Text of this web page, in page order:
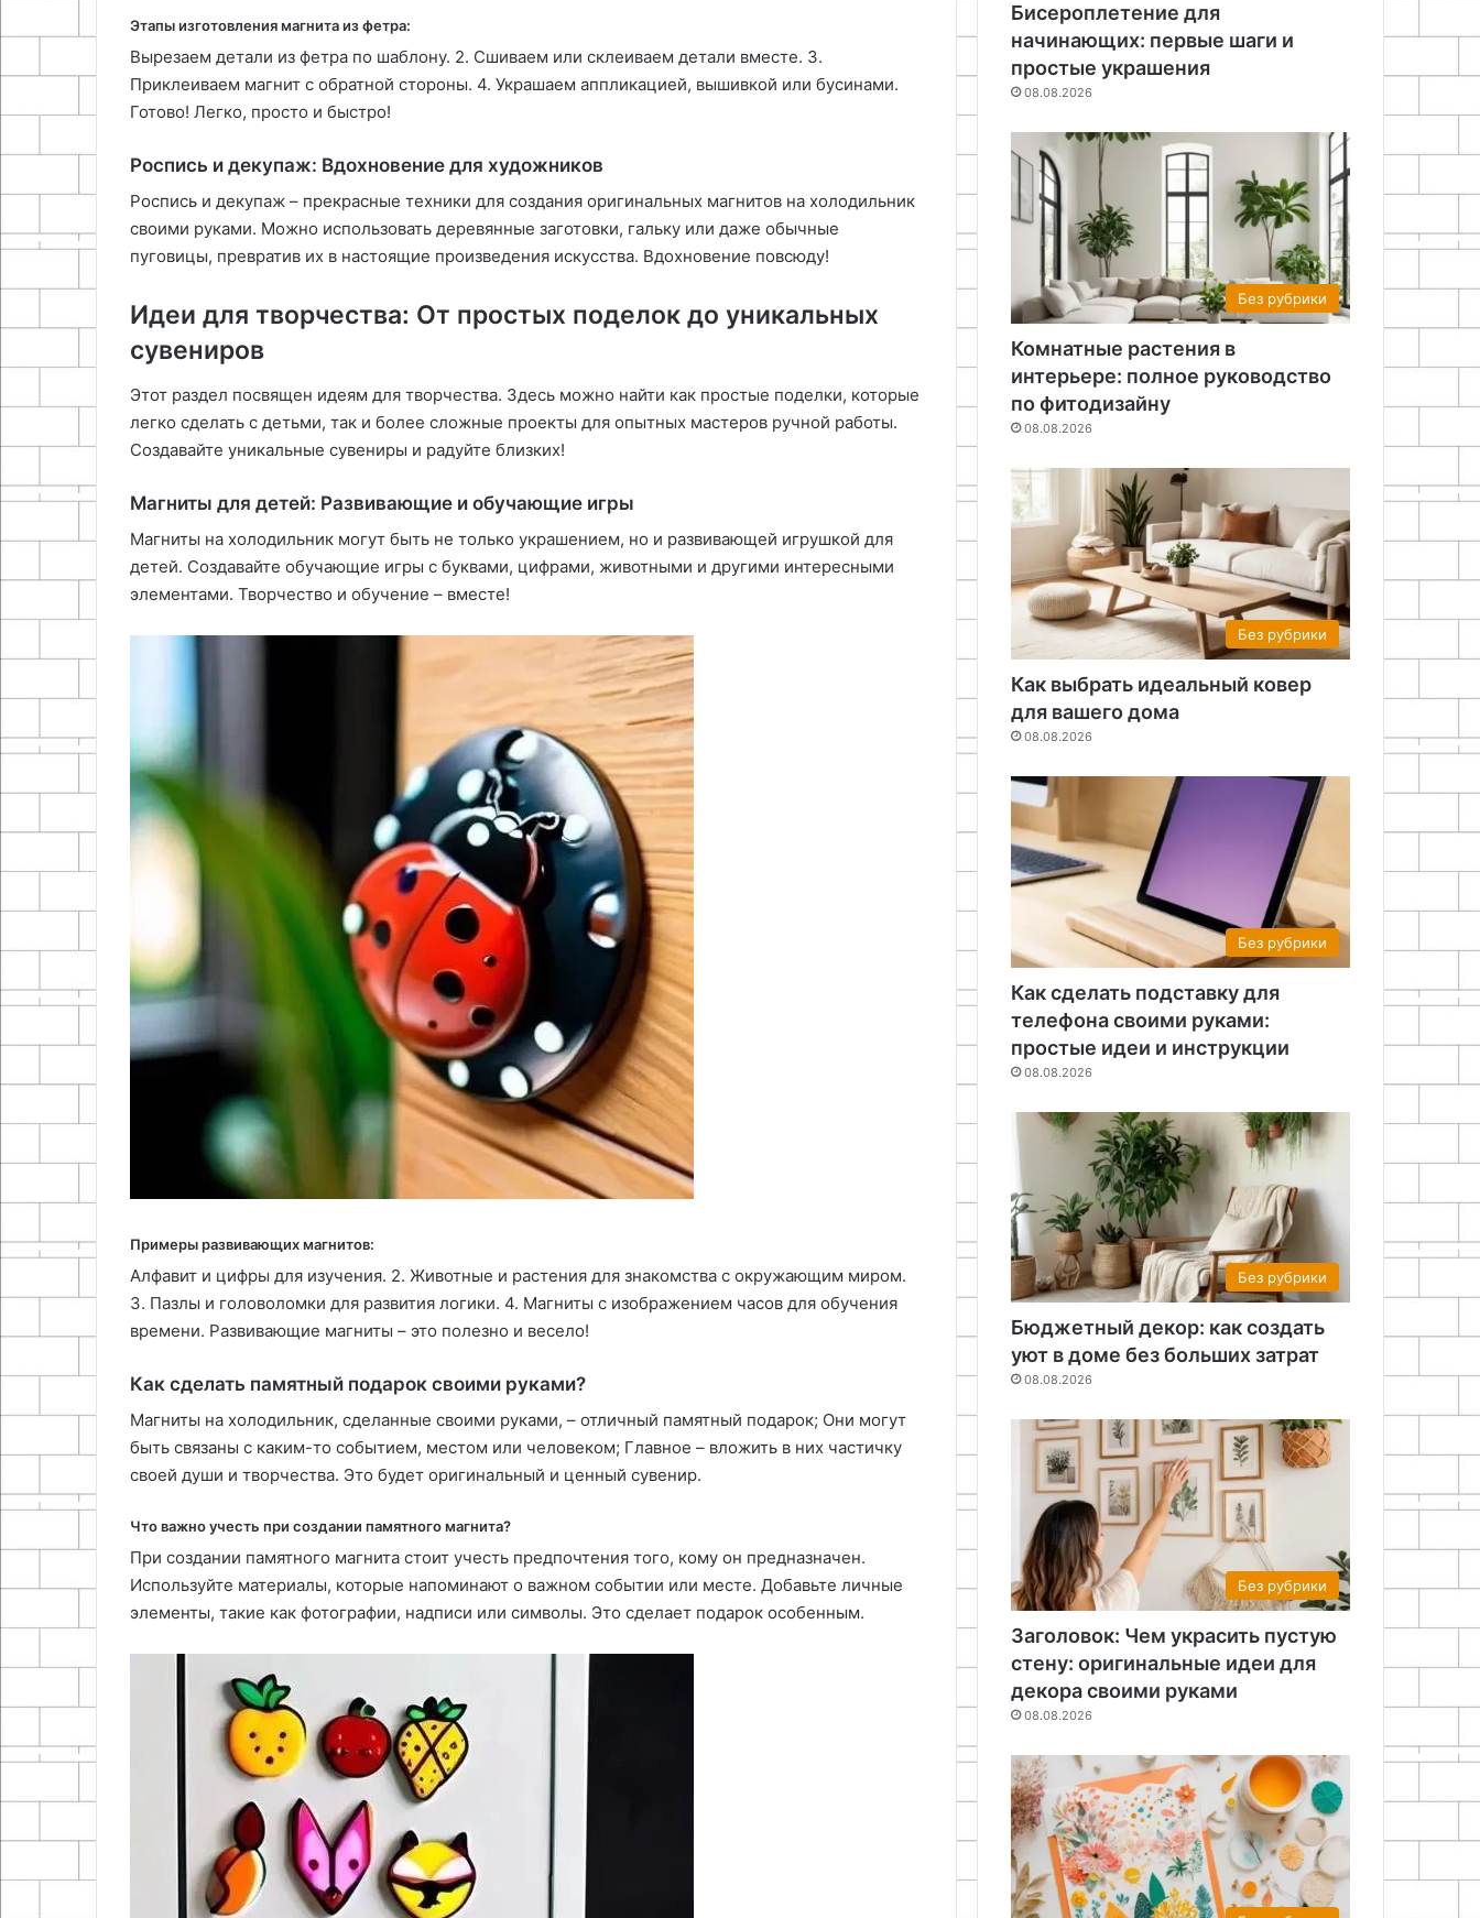
Этапы изготовления магнита из фетра:
Вырезаем детали из фетра по шаблону. 2. Сшиваем или склеиваем детали вместе. 3.
Приклеиваем магнит с обратной стороны. 4. Украшаем аппликацией, вышивкой или бусинами.
Готово! Легко, просто и быстро!
Роспись и декупаж: Вдохновение для художников
Роспись и декупаж – прекрасные техники для создания оригинальных магнитов на холодильник
своими руками. Можно использовать деревянные заготовки, гальку или даже обычные
пуговицы, превратив их в настоящие произведения искусства. Вдохновение повсюду!
Идеи для творчества: От простых поделок до уникальных
сувениров
Этот раздел посвящен идеям для творчества. Здесь можно найти как простые поделки, которые
легко сделать с детьми, так и более сложные проекты для опытных мастеров ручной работы.
Создавайте уникальные сувениры и радуйте близких!
Магниты для детей: Развивающие и обучающие игры
Магниты на холодильник могут быть не только украшением, но и развивающей игрушкой для
детей. Создавайте обучающие игры с буквами, цифрами, животными и другими интересными
элементами. Творчество и обучение – вместе!
Примеры развивающих магнитов:
Алфавит и цифры для изучения. 2. Животные и растения для знакомства с окружающим миром.
3. Пазлы и головоломки для развития логики. 4. Магниты с изображением часов для обучения
времени. Развивающие магниты – это полезно и весело!
Как сделать памятный подарок своими руками?
Магниты на холодильник, сделанные своими руками, – отличный памятный подарок; Они могут
быть связаны с каким-то событием, местом или человеком; Главное – вложить в них частичку
своей души и творчества. Это будет оригинальный и ценный сувенир.
Что важно учесть при создании памятного магнита?
При создании памятного магнита стоит учесть предпочтения того, кому он предназначен.
Используйте материалы, которые напоминают о важном событии или месте. Добавьте личные
элементы, такие как фотографии, надписи или символы. Это сделает подарок особенным.
Бисероплетение для
начинающих: первые шаги и
простые украшения
08.08.2026
Без рубрики
Комнатные растения в
интерьере: полное руководство
по фитодизайну
08.08.2026
Без рубрики
Как выбрать идеальный ковер
для вашего дома
08.08.2026
Без рубрики
Как сделать подставку для
телефона своими руками:
простые идеи и инструкции
08.08.2026
Без рубрики
Бюджетный декор: как создать
уют в доме без больших затрат
08.08.2026
Без рубрики
Заголовок: Чем украсить пустую
стену: оригинальные идеи для
декора своими руками
08.08.2026